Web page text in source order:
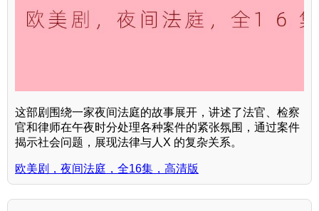
这部剧围绕一家夜间法庭的故事展开，讲述了法官、检察
官和律师在午夜时分处理各种案件的紧张氛围，通过案件
揭示社会问题，展现法律与人X 的复杂关系。
欧美剧，夜间法庭，全16集，高清版